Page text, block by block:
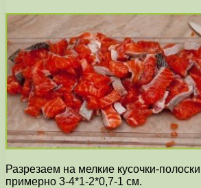
Разрезаем на мелкие кусочки-
примерно 3-4*1-2*0,7-1 см.